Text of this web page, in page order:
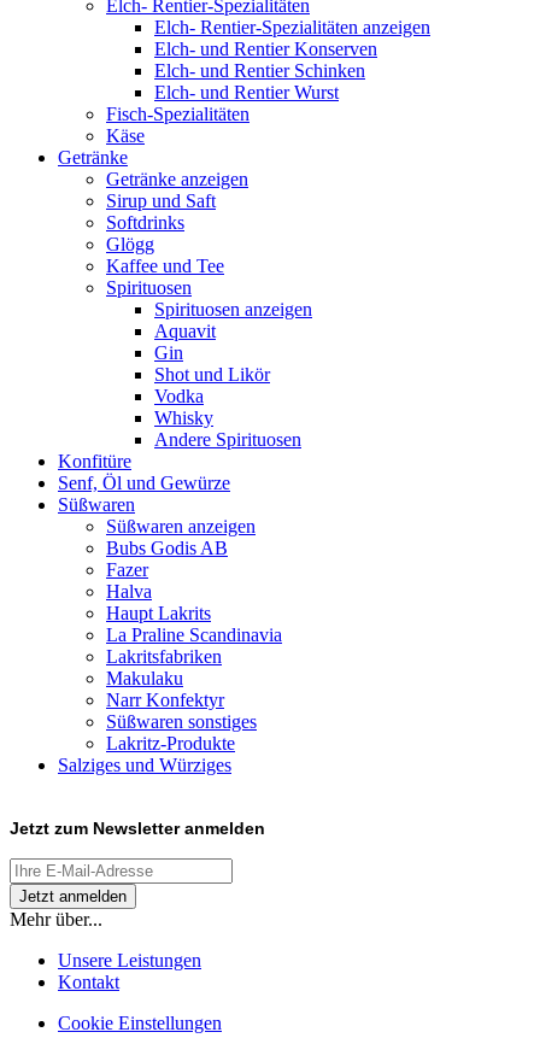
Elch- Rentier-Spezialitäten
Elch- Rentier-Spezialitäten anzeigen
Elch- und Rentier Konserven
Elch- und Rentier Schinken
Elch- und Rentier Wurst
Fisch-Spezialitäten
Käse
Getränke
Getränke anzeigen
Sirup und Saft
Softdrinks
Glögg
Kaffee und Tee
Spirituosen
Spirituosen anzeigen
Aquavit
Gin
Shot und Likör
Vodka
Whisky
Andere Spirituosen
Konfitüre
Senf, Öl und Gewürze
Süßwaren
Süßwaren anzeigen
Bubs Godis AB
Fazer
Halva
Haupt Lakrits
La Praline Scandinavia
Lakritsfabriken
Makulaku
Narr Konfektyr
Süßwaren sonstiges
Lakritz-Produkte
Salziges und Würziges
Jetzt zum Newsletter anmelden
Mehr über...
Unsere Leistungen
Kontakt
Cookie Einstellungen